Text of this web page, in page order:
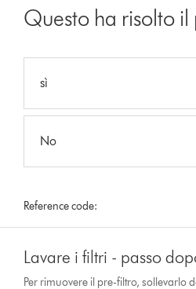
Questo ha risolto
sì
No
Reference code:
Lavare i filtri - passo
Per rimuovere il pre-filtro, sollevarlo